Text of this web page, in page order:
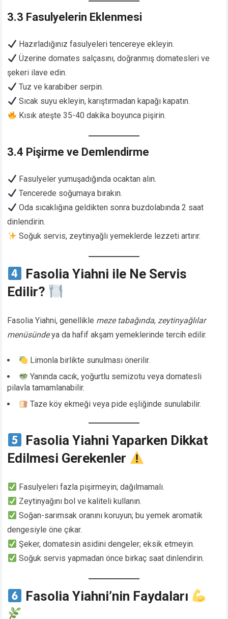
3.3 Fasulyelerin Eklenmesi
Hazırladığınız fasulyeleri tencereye ekleyin.
Üzerine domates salçasını, doğranmış domatesleri ve
şekeri ilave edin.
Tuz ve karabiber serpin.
Sıcak suyu ekleyin, karıştırmadan kapağı kapatın.
Kısık ateşte 35-40 dakika boyunca pişirin.
3.4 Pişirme ve Demlendirme
Fasulyeler yumuşadığında ocaktan alın.
Tencerede soğumaya bırakın.
Oda sıcaklığına geldikten sonra buzdolabında 2 saat
dinlendirin.
Soğuk servis, zeytinyağlı yemeklerde lezzeti artırır.
Fasolia Yiahni ile Ne Servis
Edilir?
Fasolia Yiahni, genellikle meze tabağında,zeytinyağlılar
menüsündeya da hafif akşam yemeklerinde tercih edilir.
Limonla birlikte sunulması önerilir.
Yanında cacık, yoğurtlu semizotu veya domatesli
pilavla tamamlanabilir.
Taze köy ekmeği veya pide eşliğinde sunulabilir.
Fasolia Yiahni Yaparken Dikkat
Edilmesi Gerekenler
Fasulyeleri fazla pişirmeyin; dağılmamalı.
Zeytinyağını bol ve kaliteli kullanın.
Soğan-sarımsak oranını koruyun; bu yemek aromatik
dengesiyle öne çıkar.
Şeker, domatesin asidini dengeler; eksik etmeyin.
Soğuk servis yapmadan önce birkaç saat dinlendirin.
Fasolia Yiahni’nin Faydaları